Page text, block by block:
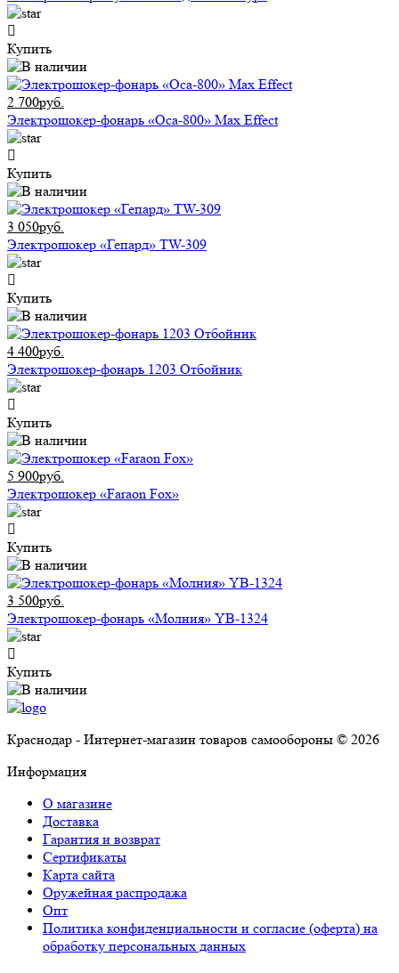
Купить
2 700руб.
Электрошокер-фонарь «Оса-800» Max Effect
Купить
3 050руб.
Электрошокер «Гепард» TW-309
Купить
4 400руб.
Электрошокер-фонарь 1203 Отбойник
Купить
5 900руб.
Электрошокер «Faraon Fox»
Купить
3 500руб.
Электрошокер-фонарь «Молния» YB-1324
Купить
Краснодар - Интернет-магазин товаров самообороны © 2026
Информация
О магазине
Доставка
Гарантия и возврат
Сертификаты
Карта сайта
Оружейная распродажа
Опт
Политика конфиденциальности и согласие (оферта) на
обработку персональных данных